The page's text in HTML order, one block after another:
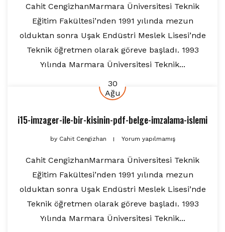
Cahit CengizhanMarmara Üniversitesi Teknik
Eğitim Fakültesi’nden 1991 yılında mezun
olduktan sonra Uşak Endüstri Meslek Lisesi’nde
Teknik öğretmen olarak göreve başladı. 1993
Yılında Marmara Üniversitesi Teknik...
30
Ağu
i15-imzager-ile-bir-kisinin-pdf-belge-imzalama-islemi
byCahit Cengizhan Yorum yapılmamış
Cahit CengizhanMarmara Üniversitesi Teknik
Eğitim Fakültesi’nden 1991 yılında mezun
olduktan sonra Uşak Endüstri Meslek Lisesi’nde
Teknik öğretmen olarak göreve başladı. 1993
Yılında Marmara Üniversitesi Teknik...